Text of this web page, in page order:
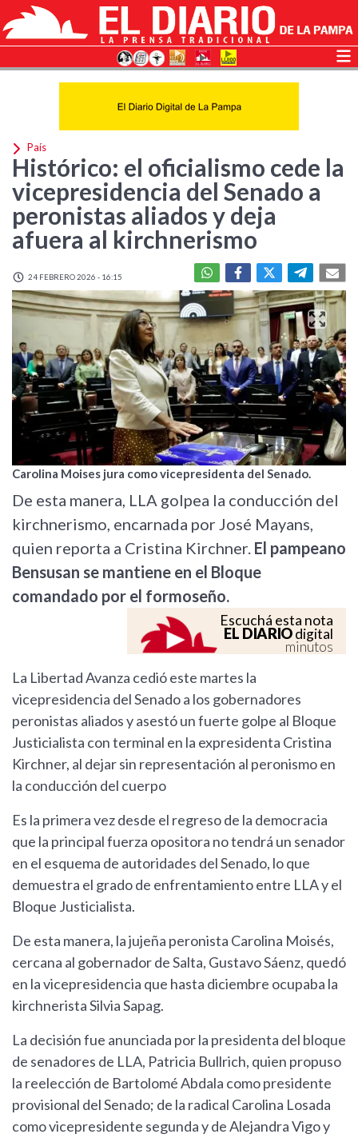
País
Histórico: el oficialismo cede la
vicepresidencia del Senado a
peronistas aliados y deja
afuera al kirchnerismo
24 FEBRERO 2026 - 16:15
Carolina Moises jura como vicepresidenta del Senado.
De esta manera, LLA golpea la conducción del
kirchnerismo, encarnada por José Mayans,
quien reporta a Cristina Kirchner. El pampeano
Bensusan se mantiene en el Bloque
comandado por el formoseño.
Escuchá esta nota
EL DIARIOdigital
minutos
La Libertad Avanza cedió este martes la
vicepresidencia del Senado a los gobernadores
peronistas aliados y asestó un fuerte golpe al Bloque
Justicialista con terminal en la expresidenta Cristina
Kirchner, al dejar sin representación al peronismo en
la conducción del cuerpo
Es la primera vez desde el regreso de la democracia
que la principal fuerza opositora no tendrá un senador
en el esquema de autoridades del Senado, lo que
demuestra el grado de enfrentamiento entre LLA y el
Bloque Justicialista.
De esta manera, la jujeña peronista Carolina Moisés,
cercana al gobernador de Salta, Gustavo Sáenz, quedó
en la vicepresidencia que hasta diciembre ocupaba la
kirchnerista Silvia Sapag.
La decisión fue anunciada por la presidenta del bloque
de senadores de LLA, Patricia Bullrich, quien propuso
la reelección de Bartolomé Abdala como presidente
provisional del Senado; de la radical Carolina Losada
como vicepresidente segunda y de Alejandra Vigo y